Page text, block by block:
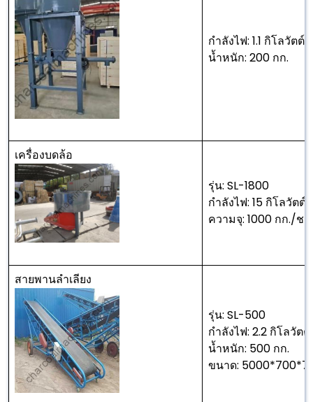
กำลังไฟ: 1.1 กิโลวัตต์
น้ำหนัก: 200 กก.
เครื่องบดล้อ
รุ่น: SL-1800
กำลังไฟ: 15 กิโลวัตต์
ความจุ: 1000 กก./ช
สายพานลำเลียง
รุ่น: SL-500
กำลังไฟ: 2.2 กิโลวัตต์
น้ำหนัก: 500 กก.
ขนาด: